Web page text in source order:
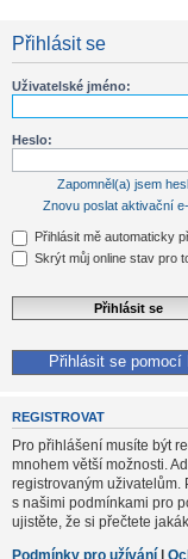
Přihlásit se
Uživatelské jméno:
Heslo:
Zapomněl(a) jsem
Znovu poslat aktivační
Přihlásit mě automaticky
Skrýt můj online stav pro
Přihlásit se pomocí
REGISTROVAT
Pro přihlášení musíte být
mnohem větší možnosti.
registrovaným uživatelům.
s našimi podmínkami pro
ujistěte, že si přečtete
Podmínky pro užívání |